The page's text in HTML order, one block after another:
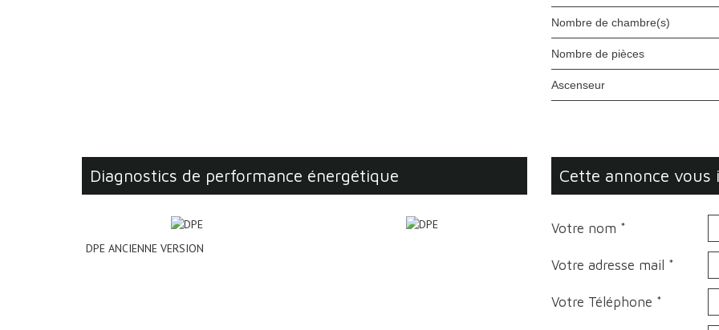
Nombre de chambre(s)
Nombre de pièces
Ascenseur
diagnostics de performance énergétique
DPE ANCIENNE VERSION
cette annonce vous
Votre nom *
Votre adresse mail *
Votre Téléphone *